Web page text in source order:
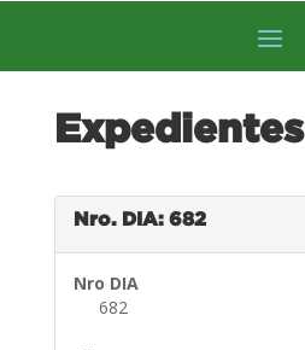
Expedientes
Nro. DIA: 682
Nro DIA
682